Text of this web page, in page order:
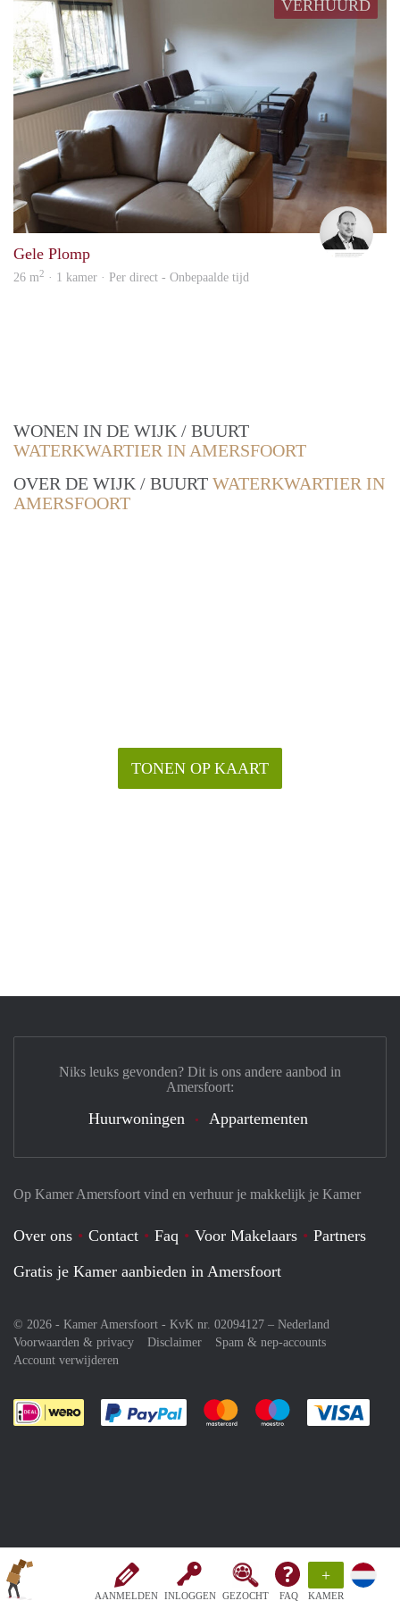
AANMELDEN INLOGGEN GEZOCHT FAQ
+
KAMER
VERHUURD
Gele Plomp
26 m2 · 1 kamer · Per direct - Onbepaalde tijd
WONEN IN DE WIJK / BUURT
WATERKWARTIER IN AMERSFOORT
OVER DE WIJK / BUURT WATERKWARTIER IN
AMERSFOORT
TONEN OP KAART
Op Kamer Amersfoort vind en verhuur je makkelijk je Kamer
Over ons Contact Faq Voor Makelaars
Partners
Gratis je Kamer aanbieden in Amersfoort
© 2026 - Kamer Amersfoort - KvK nr. 02094127 – Nederland
Voorwaarden & privacy
Disclaimer
Spam & nep-accounts
Account verwijderen
Je rekent gemakkelijk af met Paypal
Je rekent gemakkelijk af met
Je rekent
Niks leuks gevonden? Dit is ons andere aanbod in
Amersfoort:
Huurwoningen Appartementen